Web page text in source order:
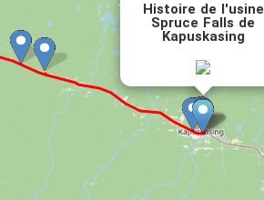
Histoire de l'usine
Spruce Falls de
Kapuskasing